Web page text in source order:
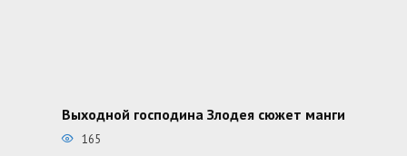
Выходной господина Злодея сюжет манги
165